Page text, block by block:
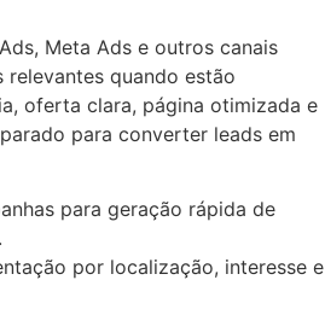
Meta Ads e outros canais
quando estão
oferta clara, página otimizada e
para converter leads em
para geração rápida de
por localização, interesse e